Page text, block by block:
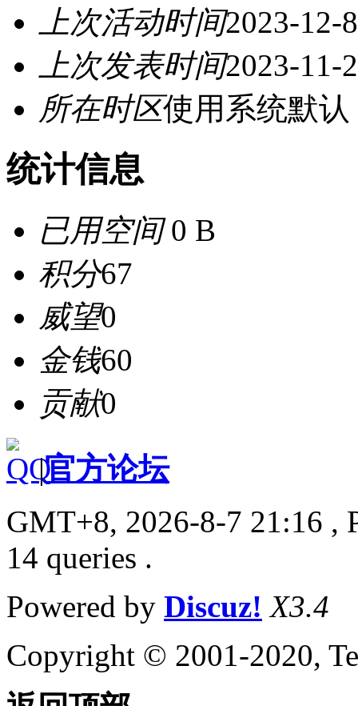
上次活动时间2023-12-
上次发表时间2023-11-
所在时区使用系统默认
统计信息
已用空间0 B
积分67
威望0
金钱60
贡献0
|官方论坛
GMT+8, 2026-8-7 21:16 ,
14 queries .
Powered by Discuz! X3.4
Copyright © 2001-2020,